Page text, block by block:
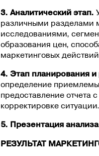
3. Аналитический этап.
различными разделами
исследованиями,
образования цен,
маркетинговых
4. Этап планирования
определение
предоставление отчета
корректировке ситуации.
5. Презентация
РЕЗУЛЬТАТ